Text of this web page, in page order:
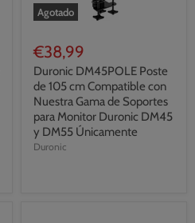
Agotado
€38,99
Duronic DM45POLE Poste
de 105 cm Compatible con
Nuestra Gama de Soportes
para Monitor Duronic DM45
y DM55 Únicamente
Duronic